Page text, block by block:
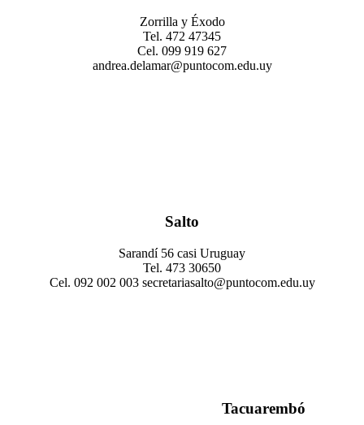
Zorrilla y Éxodo
Tel. 472 47345
Cel. 099 919 627
andrea.delamar@puntocom.edu.uy
Salto
Sarandí 56 casi Uruguay
Tel. 473 30650
Cel. 092 002 003 secretariasalto@puntocom.edu.uy
Tacuarembó